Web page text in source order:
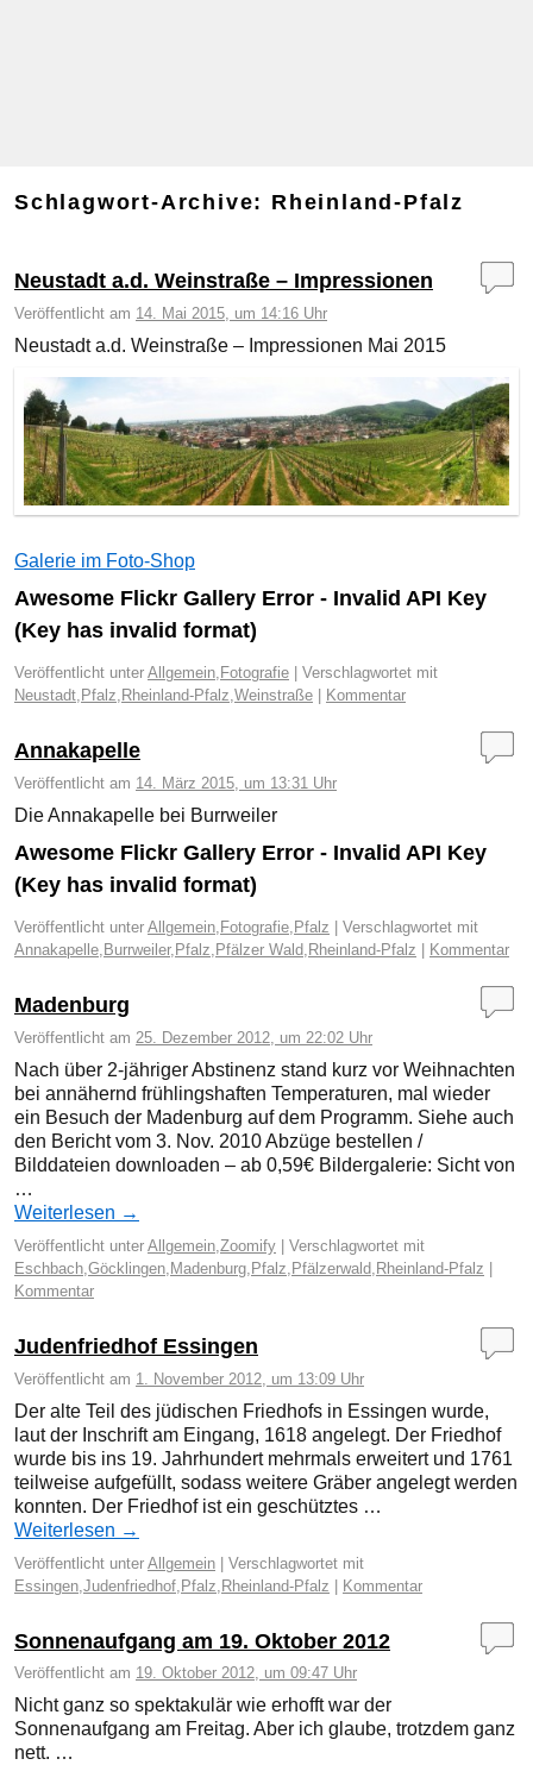
Schlagwort-Archive: Rheinland-Pfalz
Neustadt a.d. Weinstraße – Impressionen
Veröffentlicht am 14. Mai 2015, um 14:16 Uhr
Neustadt a.d. Weinstraße – Impressionen Mai 2015
Galerie im Foto-Shop
Awesome Flickr Gallery Error - Invalid API Key
(Key has invalid format)
Veröffentlicht unter Allgemein, Fotografie
Verschlagwortet mit
Neustadt, Pfalz, Rheinland-Pfalz,Weinstraße Kommentar
Annakapelle
Veröffentlicht am 14. März 2015, um 13:31 Uhr
Die Annakapelle bei Burrweiler
Awesome Flickr Gallery Error - Invalid API Key
(Key has invalid format)
Veröffentlicht unter Allgemein, Fotografie, Pfalz
Verschlagwortet mit
Annakapelle, Burrweiler, Pfalz, Pfälzer Wald, Rheinland-Pfalz Kommentar
Madenburg
Veröffentlicht am 25. Dezember 2012, um 22:02 Uhr
Nach über 2-jähriger Abstinenz stand kurz vor Weihnachten
bei annähernd frühlingshaften Temperaturen, mal wieder
ein Besuch der Madenburg auf dem Programm. Siehe auch
den Bericht vom 3. Nov. 2010 Abzüge bestellen /
Bilddateien downloaden – ab 0,59€ Bildergalerie: Sicht von
…
Weiterlesen →
Veröffentlicht unter Allgemein Zoomify
Verschlagwortet mit
Eschbach Göcklingen Madenburg Pfalz Pfälzerwald Rheinland-Pfalz
Kommentar
Judenfriedhof Essingen
Veröffentlicht am 1. November 2012, um 13:09 Uhr
Der alte Teil des jüdischen Friedhofs in Essingen wurde,
laut der Inschrift am Eingang, 1618 angelegt. Der Friedhof
wurde bis ins 19. Jahrhundert mehrmals erweitert und 1761
teilweise aufgefüllt, sodass weitere Gräber angelegt werden
konnten. Der Friedhof ist ein geschütztes …
Weiterlesen →
Veröffentlicht unter Allgemein | Verschlagwortet mit
Essingen Judenfriedhof Pfalz Rheinland-Pfalz | Kommentar
Sonnenaufgang am 19. Oktober 2012
Veröffentlicht am 19. Oktober 2012, um 09:47 Uhr
Nicht ganz so spektakulär wie erhofft war der
Sonnenaufgang am Freitag. Aber ich glaube, trotzdem ganz
nett. …